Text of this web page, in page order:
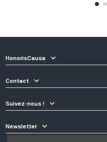
HonorisCausa
Contact
Suivez-nous !
Newsletter